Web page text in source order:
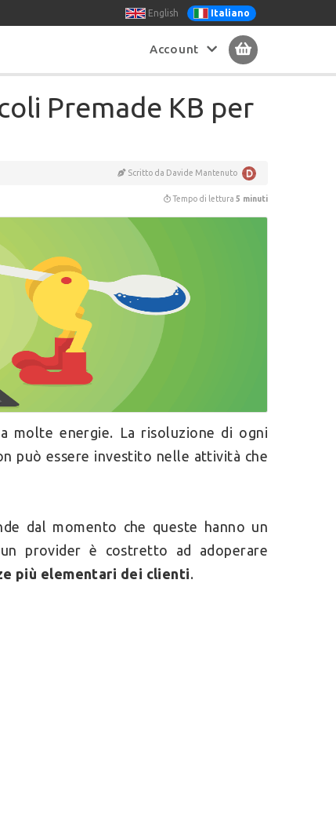
English Italiano
Account
Premade KB per
Scritto da Davide Mantenuto
Tempo di lettura 5 minuti
molte energie. La risoluzione di ogni
può essere investito nelle attività che
dal momento che queste hanno un
provider è costretto ad adoperare
più elementari dei clienti.